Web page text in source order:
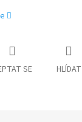
SE HLÍDAT